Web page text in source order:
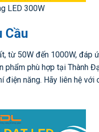
LED 300W
Cầu
50W đến 1000W, đáp
phẩm phù hợp tại Thành
điện năng. Hãy liên hệ